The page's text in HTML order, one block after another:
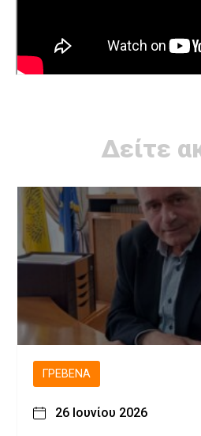
Δείτε
ΓΡΕΒΕΝΆ
26 Ιουνίου 2026